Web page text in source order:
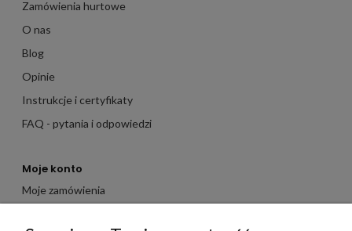
Zamówienia hurtowe
O nas
Blog
Opinie
Instrukcje i certyfikaty
FAQ - pytania i odpowiedzi
Moje konto
Moje zamówienia